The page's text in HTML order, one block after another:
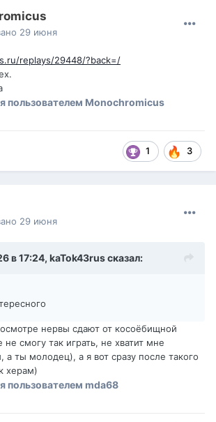
29 июня
replays/29448/?back=/
пользователем Monochromicus
1 3
29 июня
в 17:24, kaTok43rusсказал:
нервы сдают от косоёбищной
не смогу так играть, не хватит мне
а ты молодец), а я вот сразу после такого
херам)
пользователем mda68